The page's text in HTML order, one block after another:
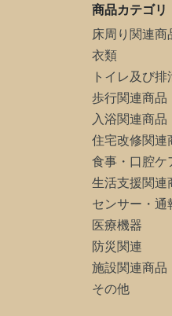
商品カテゴリ
床周り関連商
衣類
トイレ及び排
歩行関連商品
入浴関連商品
住宅改修関連
食事・口腔ケ
生活支援関連
センサー・通
医療機器
防災関連
施設関連商品
その他